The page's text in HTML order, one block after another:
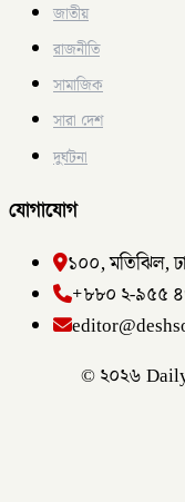
জাতীয়
রাজনীতি
সামাজিক
সারা দেশ
দুর্ঘটনা
যোগাযোগ
১০০, মতিঝিল,
+৮৮০ ২-৯৫৫
© ২০২৬ Daily